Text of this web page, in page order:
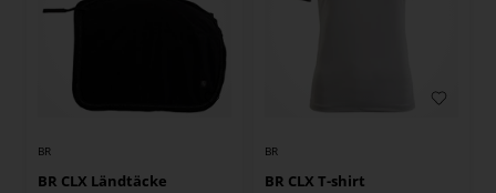
BR
BR CLX Ländtäcke
BR
BR CLX T-shirt